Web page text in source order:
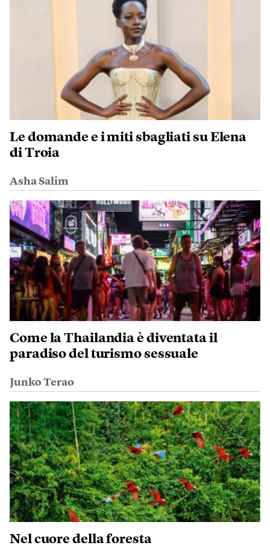
Le domande e i miti sbagliati su Elena
di Troia
Asha Salim
Come la Thailandia è diventata il
paradiso del turismo sessuale
Junko Terao
Nel cuore della foresta